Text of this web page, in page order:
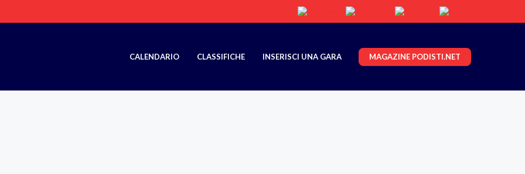
CALENDARIO CLASSIFICHE INSERISCI UNA GARA MAGAZINE PODISTI.NET